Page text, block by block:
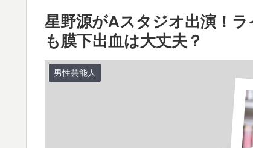
星野源がAスタジオ出演！
も膜下出血は大丈夫？
男性芸能人